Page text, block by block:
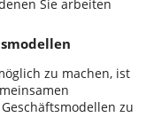
Sie arbeiten
zu machen, ist
zu